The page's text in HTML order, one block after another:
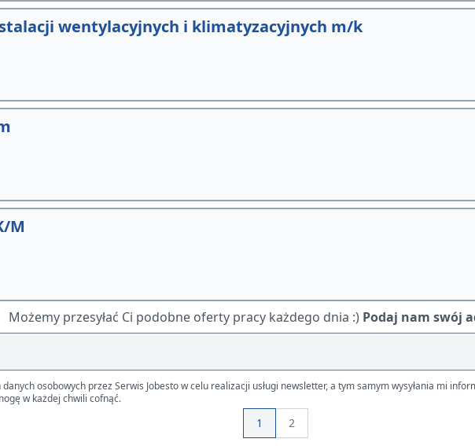
wentylacyjnych i klimatyzacyjnych m/k
M
Możemy przesyłać Ci podobne oferty pracy każdego dnia :) Podaj nam swój
osobowych przez Serwis Jobesto w celu realizacji usługi newsletter, a tym samym wysyłania mi
w każdej chwili cofnąć.
1 2